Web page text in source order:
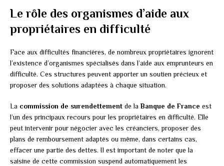
Le rôle des organismes d’aide aux
propriétaires en difficulté
Face aux difficultés financières, de nombreux propriétaires ignorent
l’existence d’organismes spécialisés dans l’aide aux emprunteurs en
difficulté. Ces structures peuvent apporter un soutien précieux et
proposer des solutions adaptées à chaque situation.
La commission de surendettement de laBanque de France est
l’un des principaux recours pour les propriétaires en difficulté. Elle
peut intervenir pour négocier avec les créanciers, proposer des
plans de remboursement adaptés ou même, dans certains cas,
effacer une partie des dettes. Il est important de noter que la
saisine de cette commission suspend automatiquement les